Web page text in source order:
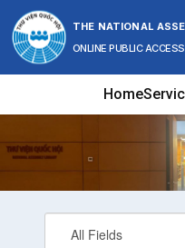
Skip to content
THE NATIONAL
ONLINE PUBLIC
Home